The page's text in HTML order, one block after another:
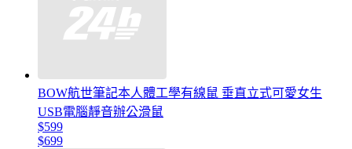
BOW航世筆記本人體工學有線鼠 垂直立式可愛女生
USB電腦靜音辦公滑鼠
$599
$699